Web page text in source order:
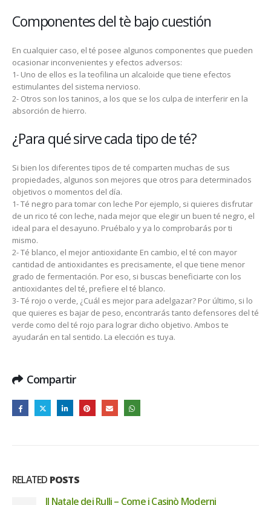
Componentes del tè bajo cuestión
En cualquier caso, el té posee algunos componentes que pueden
ocasionar inconvenientes y efectos adversos:
1- Uno de ellos es la teofilina un alcaloide que tiene efectos
estimulantes del sistema nervioso.
2- Otros son los taninos, a los que se los culpa de interferir en la
absorción de hierro.
¿Para qué sirve cada tipo de té?
Si bien los diferentes tipos de té comparten muchas de sus
propiedades, algunos son mejores que otros para determinados
objetivos o momentos del día.
1- Té negro para tomar con leche Por ejemplo, si quieres disfrutar
de un rico té con leche, nada mejor que elegir un buen té negro, el
ideal para el desayuno. Pruébalo y ya lo comprobarás por ti
mismo.
2- Té blanco, el mejor antioxidante En cambio, el té con mayor
cantidad de antioxidantes es precisamente, el que tiene menor
grado de fermentación. Por eso, si buscas beneficiarte con los
antioxidantes del té, prefiere el té blanco.
3- Té rojo o verde, ¿Cuál es mejor para adelgazar? Por último, si lo
que quieres es bajar de peso, encontrarás tanto defensores del té
verde como del té rojo para lograr dicho objetivo. Ambos te
ayudarán en tal sentido. La elección es tuya.
Compartir
RELATED POSTS
Il Natale dei Rulli – Come i Casinò Moderni